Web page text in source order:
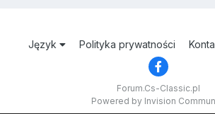
Język Polityka prywatności
Forum.Cs-Classic.pl
Powered by Invision